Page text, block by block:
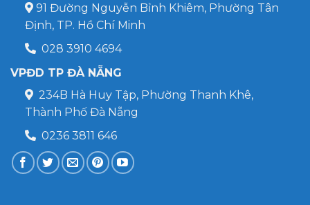
91 Đường Nguyễn Bỉnh Khiêm, Phường Tân
Định, TP. Hồ Chí Minh
028 3910 4694
VPĐD TP ĐÀ NẴNG
234B Hà Huy Tập, Phường Thanh Khê,
Thành Phố Đà Nẵng
0236 3811 646